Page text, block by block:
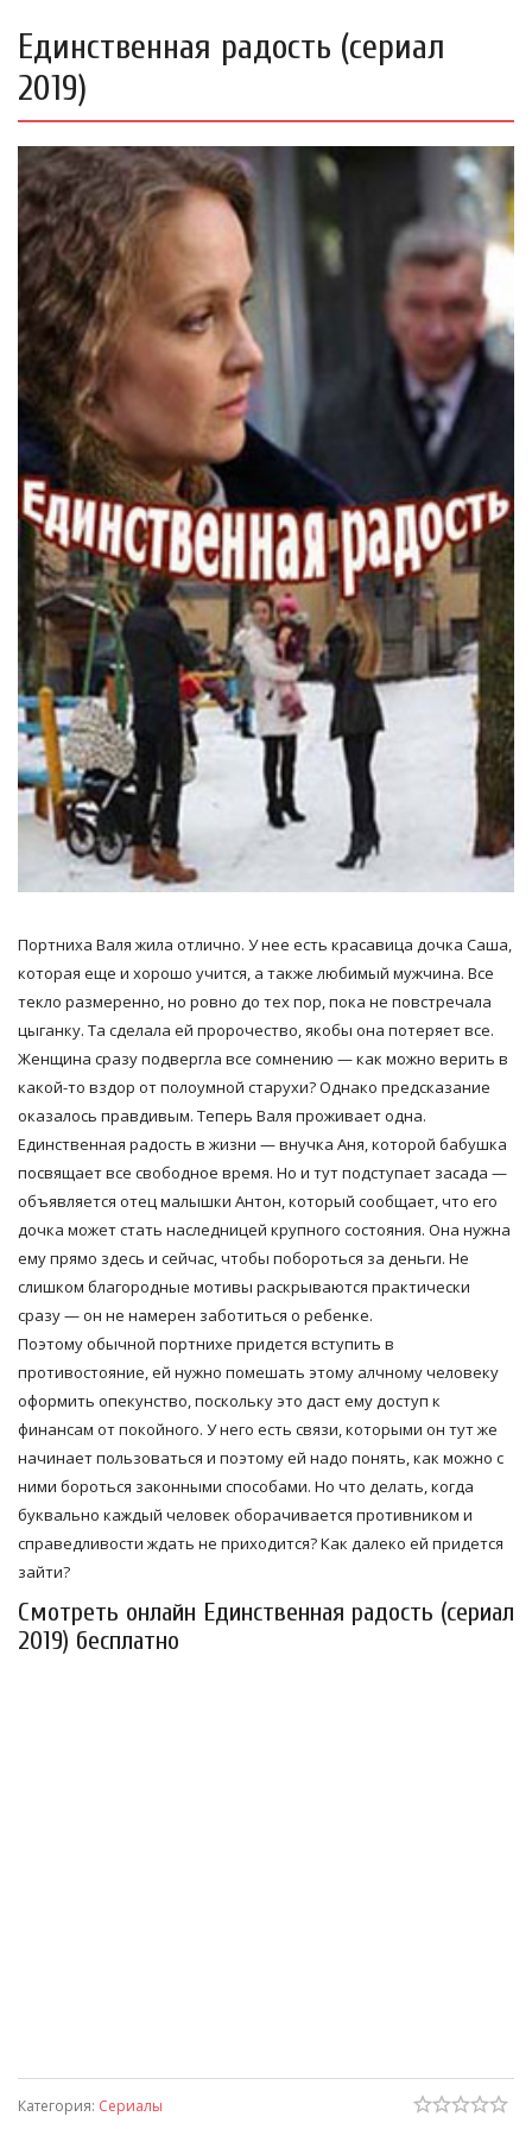
Единственная радость (сериал
2019)
Портниха Валя жила отлично. У нее есть красавица дочка Саша,
которая еще и хорошо учится, а также любимый мужчина. Все
текло размеренно, но ровно до тех пор, пока не повстречала
цыганку. Та сделала ей пророчество, якобы она потеряет все.
Женщина сразу подвергла все сомнению — как можно верить в
какой-то вздор от полоумной старухи? Однако предсказание
оказалось правдивым. Теперь Валя проживает одна.
Единственная радость в жизни — внучка Аня, которой бабушка
посвящает все свободное время. Но и тут подступает засада —
объявляется отец малышки Антон, который сообщает, что его
дочка может стать наследницей крупного состояния. Она нужна
ему прямо здесь и сейчас, чтобы побороться за деньги. Не
слишком благородные мотивы раскрываются практически
сразу — он не намерен заботиться о ребенке.
Поэтому обычной портнихе придется вступить в
противостояние, ей нужно помешать этому алчному человеку
оформить опекунство, поскольку это даст ему доступ к
финансам от покойного. У него есть связи, которыми он тут же
начинает пользоваться и поэтому ей надо понять, как можно с
ними бороться законными способами. Но что делать, когда
буквально каждый человек оборачивается противником и
справедливости ждать не приходится? Как далеко ей придется
зайти?
Смотреть онлайн Единственная радость (сериал
2019) бесплатно
Категория: Сериалы